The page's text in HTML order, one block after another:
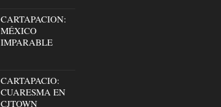
CARTAPACION:
MÉXICO
IMPARABLE
CARTAPACIO:
CUARESMA EN
CJTOWN